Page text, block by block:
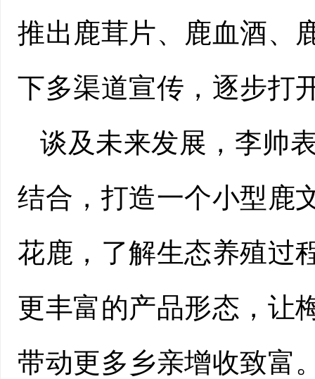
推出鹿茸片、 鹿血酒、
下多渠道宣传，逐步打
谈及未来发展，李帅
结合，打造一个小型鹿
花鹿，了解生态养殖过
更丰富的产品形态，让
带动更多乡亲增收致富